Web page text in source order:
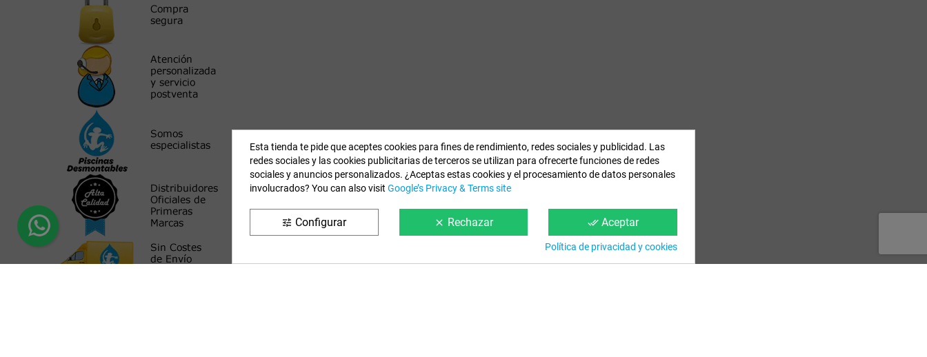
Esta tienda te pide que aceptes cookies para fines de rendimiento, redes sociales y publicidad. Las
redes sociales y las cookies publicitarias de terceros se utilizan para ofrecerte funciones de redes
sociales y anuncios personalizados. ¿Aceptas estas cookies y el procesamiento de datos personales
involucrados? You can also visit Google’s Privacy & Terms site
tune Configurar clear Rechazar done_all Aceptar
Política de privacidad y cookies